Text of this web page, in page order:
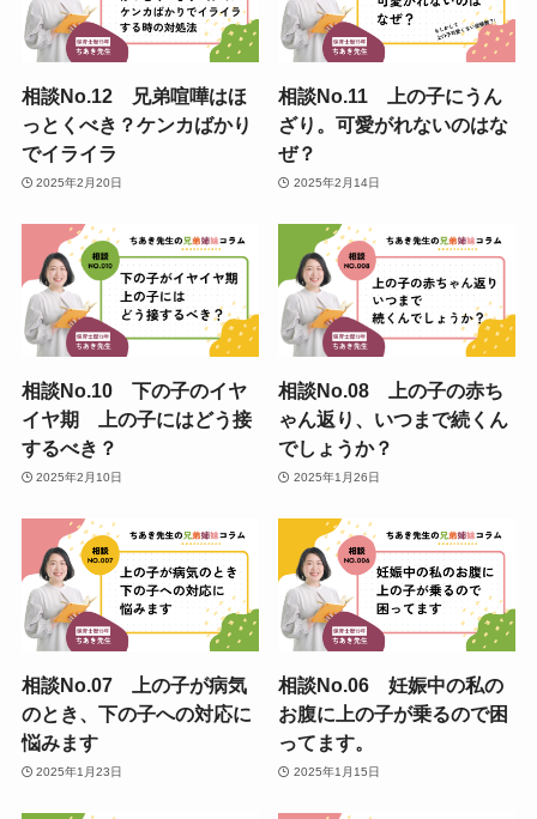
相談No.12 兄弟喧嘩はほ
っとくべき？ケンカばかり
でイライラ
2025年2月20日
相談No.11 上の子にうん
ざり。可愛がれないのはな
ぜ？
2025年2月14日
相談No.10 下の子のイヤ
イヤ期 上の子にはどう接
するべき？
2025年2月10日
相談No.08 上の子の赤ち
ゃん返り、いつまで続くん
でしょうか？
2025年1月26日
相談No.07 上の子が病気
のとき、下の子への対応に
悩みます
2025年1月23日
相談No.06 妊娠中の私の
お腹に上の子が乗るので困
ってます。
2025年1月15日